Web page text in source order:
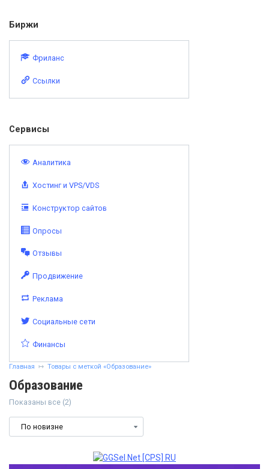
Главная Товары с меткой «Образование»
Образование
Показаны все (2)
Биржи
Фриланс
Ссылки
Сервисы
Аналитика
Хостинг и VPS/VDS
Конструктор сайтов
Опросы
Отзывы
Продвижение
Реклама
Социальные сети
Финансы